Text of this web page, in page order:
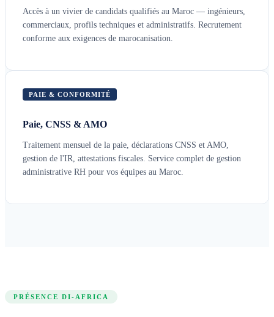
Accès à un vivier de candidats qualifiés au Maroc — ingénieurs,
commerciaux, profils techniques et administratifs. Recrutement
conforme aux exigences de marocanisation.
PAIE & CONFORMITÉ
Paie, CNSS & AMO
Traitement mensuel de la paie, déclarations CNSS et AMO,
gestion de l'IR, attestations fiscales. Service complet de gestion
administrative RH pour vos équipes au Maroc.
PRÉSENCE DI-AFRICA